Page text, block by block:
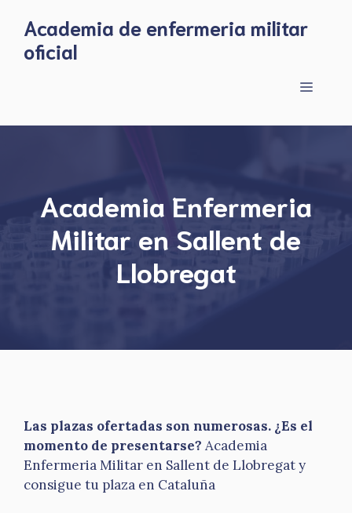
content
Academia de enfermeria militar
oficial
Menu
Academia Enfermeria
Militar en Sallent de
Llobregat
Las plazas ofertadas son numerosas. ¿Es el
momento de presentarse? Academia
Enfermeria Militar en Sallent de Llobregat y
consigue tu plaza en Cataluña